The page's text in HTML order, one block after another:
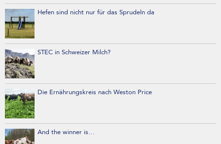
Hefen sind nicht nur für das Sprudeln da
STEC in Schweizer Milch?
Die Ernährungskreis nach Weston Price
And the winner is…